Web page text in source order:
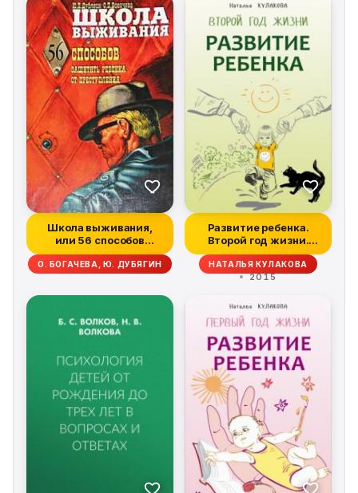
Школа выживания,
или 56 способов
защиты вашего реб...
О. БОГАЧЕВА, Ю. ДУБЯГИН
Развитие ребенка.
Второй год жизни.
Практический к...
НАТАЛЬЯ КУЛАКОВА
2015